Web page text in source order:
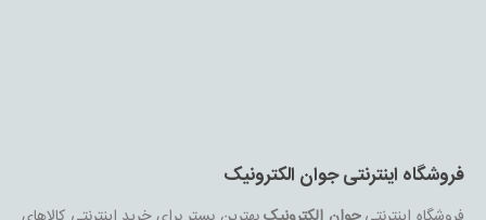
فروشگاه اینترنتی جوان الکترونیک